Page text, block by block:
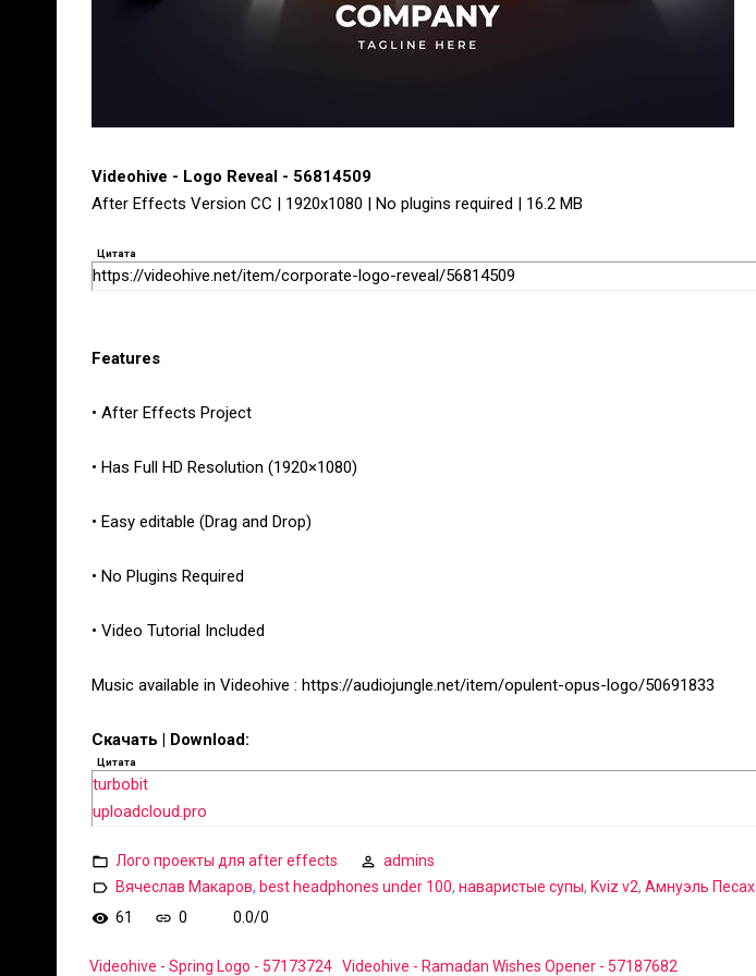
Videohive - Logo Reveal - 56814509
After Effects Version CC | 1920x1080 | No plugins required | 16.2 MB
Цитата
https://videohive.net/item/corporate-logo-reveal/56814509
Features
• After Effects Project
• Has Full HD Resolution (1920×1080)
• Easy editable (Drag and Drop)
• No Plugins Required
• Video Tutorial Included
Music available in Videohive : https://audiojungle.net/item/opulent-opus-logo/50691833
Скачать | Download:
Цитата
turbobit
uploadcloud.pro
Лого проекты для after effects
admins
Вячеслав Макаров, best headphones under 100, наваристые супы, Kviz v2, Амнуэль Песах
61
0 0.0/0
Videohive - Spring Logo - 57173724 Videohive - Ramadan Wishes Opener - 57187682